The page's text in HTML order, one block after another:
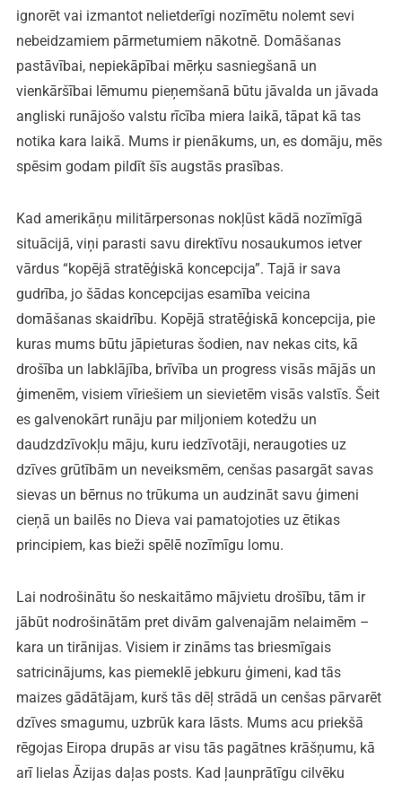
ignorēt vai izmantot nelietderīgi nozīmētu nolemt sevi
nebeidzamiem pārmetumiem nākotnē. Domāšanas
pastāvībai, nepiekāpībai mērķu sasniegšanā un
vienkāršībai lēmumu pieņemšanā būtu jāvalda un jāvada
angliski runājošo valstu rīcība miera laikā, tāpat kā tas
notika kara laikā. Mums ir pienākums, un, es domāju, mēs
spēsim godam pildīt šīs augstās prasības.
Kad amerikāņu militārpersonas nokļūst kādā nozīmīgā
situācijā, viņi parasti savu direktīvu nosaukumos ietver
vārdus “kopējā stratēģiskā koncepcija”. Tajā ir sava
gudrība, jo šādas koncepcijas esamība veicina
domāšanas skaidrību. Kopējā stratēģiskā koncepcija, pie
kuras mums būtu jāpieturas šodien, nav nekas cits, kā
drošība un labklājība, brīvība un progress visās mājās un
ģimenēm, visiem vīriešiem un sievietēm visās valstīs. Šeit
es galvenokārt runāju par miljoniem kotedžu un
daudzdzīvokļu māju, kuru iedzīvotāji, neraugoties uz
dzīves grūtībām un neveiksmēm, cenšas pasargāt savas
sievas un bērnus no trūkuma un audzināt savu ģimeni
cieņā un bailēs no Dieva vai pamatojoties uz ētikas
principiem, kas bieži spēlē nozīmīgu lomu.
Lai nodrošinātu šo neskaitāmo mājvietu drošību, tām ir
jābūt nodrošinātām pret divām galvenajām nelaimēm –
kara un tirānijas. Visiem ir zināms tas briesmīgais
satricinājums, kas piemeklē jebkuru ģimeni, kad tās
maizes gādātājam, kurš tās dēļ strādā un cenšas pārvarēt
dzīves smagumu, uzbrūk kara lāsts. Mums acu priekšā
rēgojas Eiropa drupās ar visu tās pagātnes krāšņumu, kā
arī lielas Āzijas daļas posts. Kad ļaunprātīgu cilvēku